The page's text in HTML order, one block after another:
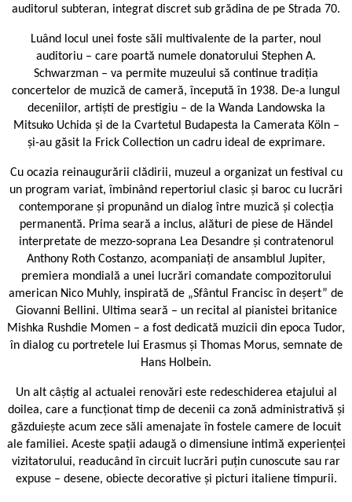
auditorul subteran, integrat discret sub grădina de pe Strada 70.
Luând locul unei foste săli multivalente de la parter, noul
auditoriu – care poartă numele donatorului Stephen A.
Schwarzman – va permite muzeului să continue tradiția
concertelor de muzică de cameră, începută în 1938. De-a lungul
deceniilor, artiști de prestigiu – de la Wanda Landowska la
Mitsuko Uchida și de la Cvartetul Budapesta la Camerata Köln –
și-au găsit la Frick Collection un cadru ideal de exprimare.
Cu ocazia reinaugurării clădirii, muzeul a organizat un festival cu
un program variat, îmbinând repertoriul clasic și baroc cu lucrări
contemporane și propunând un dialog între muzică și colecția
permanentă. Prima seară a inclus, alături de piese de Händel
interpretate de mezzo-soprana Lea Desandre și contratenorul
Anthony Roth Costanzo, acompaniați de ansamblul Jupiter,
premiera mondială a unei lucrări comandate compozitorului
american Nico Muhly, inspirată de „Sfântul Francisc în deșert” de
Giovanni Bellini. Ultima seară – un recital al pianistei britanice
Mishka Rushdie Momen – a fost dedicată muzicii din epoca Tudor,
în dialog cu portretele lui Erasmus și Thomas Morus, semnate de
Hans Holbein.
Un alt câștig al actualei renovări este redeschiderea etajului al
doilea, care a funcționat timp de decenii ca zonă administrativă și
găzduiește acum zece săli amenajate în fostele camere de locuit
ale familiei. Aceste spații adaugă o dimensiune intimă experienței
vizitatorului, readucând în circuit lucrări puțin cunoscute sau rar
expuse – desene, obiecte decorative și picturi italiene timpurii.